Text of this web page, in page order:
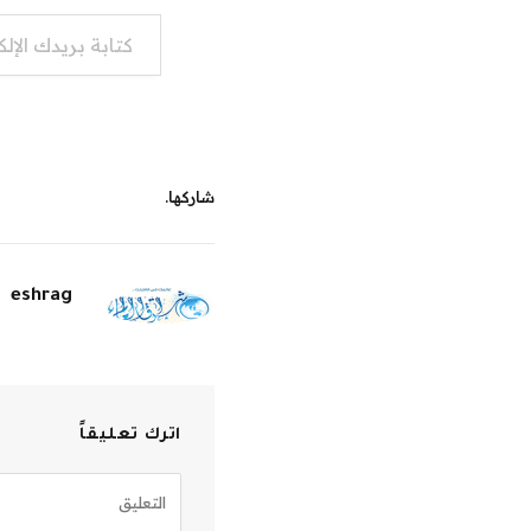
كتابة بريدك الإلكتروني...
شاركها.
eshrag
اترك تعليقاً